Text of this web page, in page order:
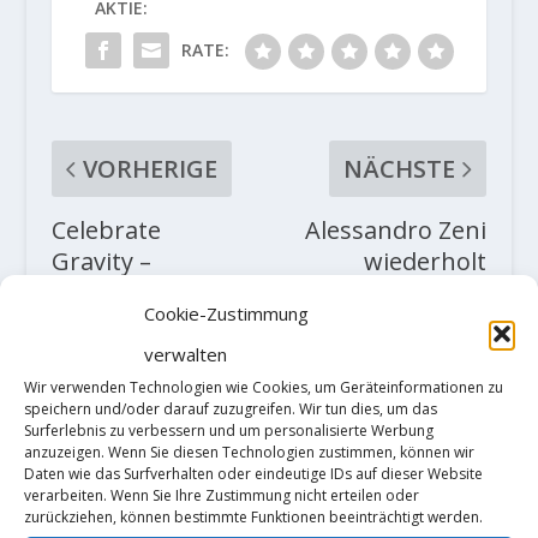
Cookie-Zustimmung
verwalten
Wir verwenden Technologien wie Cookies, um Geräteinformationen zu
speichern und/oder darauf zuzugreifen. Wir tun dies, um das
Surferlebnis zu verbessern und um personalisierte Werbung
anzuzeigen. Wenn Sie diesen Technologien zustimmen, können wir
Daten wie das Surfverhalten oder eindeutige IDs auf dieser Website
verarbeiten. Wenn Sie Ihre Zustimmung nicht erteilen oder
zurückziehen, können bestimmte Funktionen beeinträchtigt werden.
AKTIE:
RATE:
VORHERIGE
Celebrate
Gravity –
NÄCHSTE
Alessandro Zeni
wiederholt
ZUSAMMENHÄNGENDE POSTS